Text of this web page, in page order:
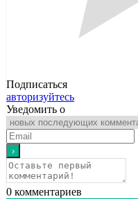
Подписаться
авторизуйтесь
Уведомить о
0 комментариев